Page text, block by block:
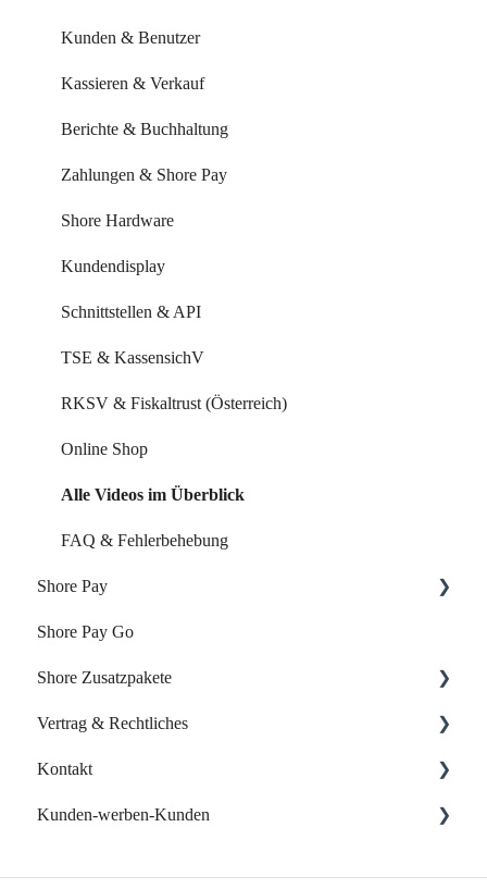
Buchung über externe Plattformen
Systemeinstellungen
Leistungen & Kurse
Mitarbeiter & Ressourcen
Kundenverwaltung
Kundenkommunikation
Auswertungen
Marketing Funktionen
Alle Videos im Überblick
FAQ & Fehlerbehebung
Kunden & Benutzer
Kassieren & Verkauf
Berichte & Buchhaltung
Zahlungen & Shore Pay
Shore Hardware
Kundendisplay
Schnittstellen & API
TSE & KassensichV
RKSV & Fiskaltrust (Österreich)
Online Shop
Alle Videos im Überblick
FAQ & Fehlerbehebung
Shore Pay
Erste Schritte
FAQs - Fragen & Antworten zu Shore Pay
Shore Pay Go
Shore Zusatzpakete
Onlineshop
Website-Baukasten
Online-Verzeichnisse
Vertrag & Rechtliches
Vertrag & Rechnungen
Datenschutz
Kontakt
Support kontaktieren
Kunden-werben-Kunden